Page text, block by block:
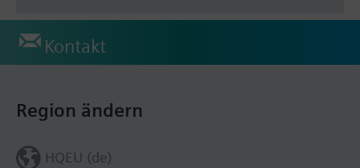
Kontakt
Region ändern
HQEU (de)